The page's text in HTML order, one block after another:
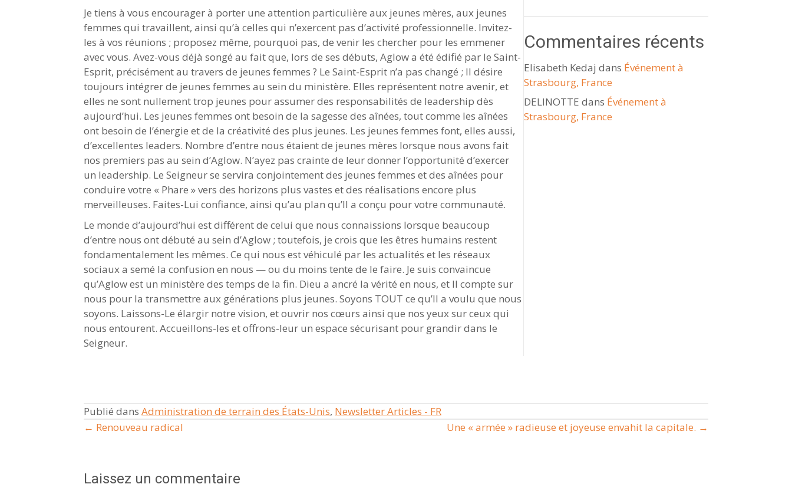
Je tiens à vous encourager à porter une attention particulière aux jeunes mères, aux jeunes
femmes qui travaillent, ainsi qu’à celles qui n’exercent pas d’activité professionnelle. Invitez-
les à vos réunions ; proposez même, pourquoi pas, de venir les chercher pour les emmener
avec vous. Avez-vous déjà songé au fait que, lors de ses débuts, Aglow a été édifié par le Saint-
Esprit, précisément au travers de jeunes femmes ? Le Saint-Esprit n’a pas changé ; Il désire
toujours intégrer de jeunes femmes au sein du ministère. Elles représentent notre avenir, et
elles ne sont nullement trop jeunes pour assumer des responsabilités de leadership dès
aujourd’hui. Les jeunes femmes ont besoin de la sagesse des aînées, tout comme les aînées
ont besoin de l’énergie et de la créativité des plus jeunes. Les jeunes femmes font, elles aussi,
d’excellentes leaders. Nombre d’entre nous étaient de jeunes mères lorsque nous avons fait
nos premiers pas au sein d’Aglow. N’ayez pas crainte de leur donner l’opportunité d’exercer
un leadership. Le Seigneur se servira conjointement des jeunes femmes et des aînées pour
conduire votre « Phare » vers des horizons plus vastes et des réalisations encore plus
merveilleuses. Faites-Lui confiance, ainsi qu’au plan qu’Il a conçu pour votre communauté.
Le monde d’aujourd’hui est différent de celui que nous connaissions lorsque beaucoup
d’entre nous ont débuté au sein d’Aglow ; toutefois, je crois que les êtres humains restent
fondamentalement les mêmes. Ce qui nous est véhiculé par les actualités et les réseaux
sociaux a semé la confusion en nous — ou du moins tente de le faire. Je suis convaincue
qu’Aglow est un ministère des temps de la fin. Dieu a ancré la vérité en nous, et Il compte sur
nous pour la transmettre aux générations plus jeunes. Soyons TOUT ce qu’Il ​​a voulu que nous
soyons. Laissons-Le élargir notre vision, et ouvrir nos cœurs ainsi que nos yeux sur ceux qui
nous entourent. Accueillons-les et offrons-leur un espace sécurisant pour grandir dans le
Seigneur.
Commentaires récents
Elisabeth Kedaj dans Événement à
Strasbourg, France
DELINOTTE dans Événement à
Strasbourg, France
Publié dans Administration de terrain des États-Unis, Newsletter Articles - FR
Posts
← Renouveau radical Une « armée » radieuse et joyeuse envahit la capitale. →
Laissez un commentaire